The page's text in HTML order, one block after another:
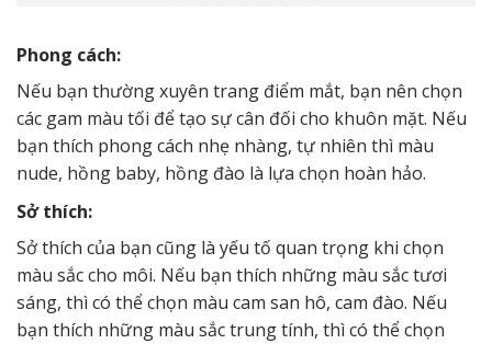
Phong cách:
Nếu bạn thường xuyên trang điểm mắt, bạn nên chọn
các gam màu tối để tạo sự cân đối cho khuôn mặt. Nếu
bạn thích phong cách nhẹ nhàng, tự nhiên thì màu
nude, hồng baby, hồng đào là lựa chọn hoàn hảo.
Sở thích:
Sở thích của bạn cũng là yếu tố quan trọng khi chọn
màu sắc cho môi. Nếu bạn thích những màu sắc tươi
sáng, thì có thể chọn màu cam san hô, cam đào. Nếu
bạn thích những màu sắc trung tính, thì có thể chọn